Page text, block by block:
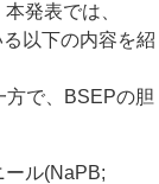
発表では、
以下の内容を紹
方で、BSEPの胆
ール(NaPB;